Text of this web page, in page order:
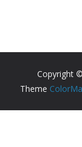
Copyright
Theme